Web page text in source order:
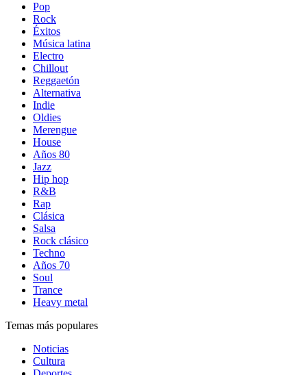
Pop
Rock
Éxitos
Música latina
Electro
Chillout
Reggaetón
Alternativa
Indie
Oldies
Merengue
House
Años 80
Jazz
Hip hop
R&B
Rap
Clásica
Salsa
Rock clásico
Techno
Años 70
Soul
Trance
Heavy metal
Temas más populares
Noticias
Cultura